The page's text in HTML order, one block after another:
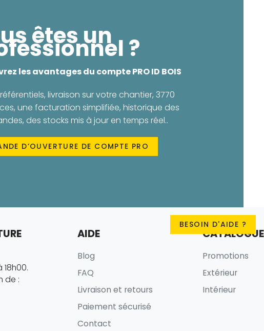
BESOIN D'AIDE ?
êtes un ?
les avantages du compte PRO ID BOIS
livraison sur votre chantier, 3770
une facturation simplifiée, historique des
des stocks mis à jour en temps réel..
D’OUVERTURE DE COMPTE PRO
18h00.
de :
AIDE
Blog
FAQ
Livraison et retours
Paiement sécurisé
Contact
CATALOGUE
Promotions
Extérieur
Intérieur